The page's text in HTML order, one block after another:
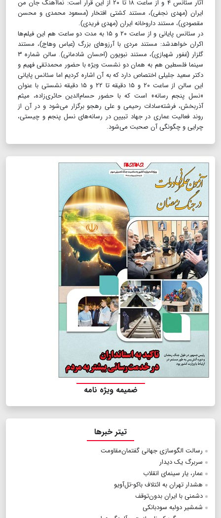
آثار سئانس ۴ و از ساعت ۱۸ تا ۲۰ از این قرار است: نماآهنگ جان من
ایران (مهدی نجفی)، مستند کشتی افتخار (مسعود محمدی و محسن
مقصودی)، مستند داروخانه ایران (مهدی فریدی).
در سئانس پایانی و از ساعت ۲۰ و ۱۵ به مدت دو ساعت هم این فیلم‌ها
اکران خواهدشد: مستند مردی با آرزوهای بزرگ (عباس وهاج)، مستند
گلزار (غفور شهبازی)، مستند نبویون (احسان شادمانی). سالن شماره ۳
سینما فلسطین هم به همان دو نشست ویژه با حضور محمدتقی فهیم و
دکتر سعید جلیلی اختصاص دارد که به آن اشاره کردیم اما سئانس پایانی
این سالن از ساعت ۲۰ و ۱۵ دقیقه تا ۲۲ و ۱۵ دقیقه نشستی با عنوان
«نسل پنجم رسانه» است که با حضور حسام‌الدین حائری‌زاده، میثم
آذربخش، فرشته‌سادات رحیمی و علی رهجو برگزار می‌شود و در آن از
روند فعالیت عماری در جهاد تبیین در رسانه‌های نسل پنجم و چیستی،
چرایی و چگونگی آن صحبت می‌شود.
ضمیمه ویژه نامه
تیتر خبرها
رسالت الگوسازی جهانی گفتمان‌مقاومت
سربرگ یک دیدار
عمار، یار سینمای انقلاب
هشدار تهران به ائتلاف باکو‌-تل‌آویو
دشمنی با ایران بدون‌توقف
شمشیر دولبه سودبانکی